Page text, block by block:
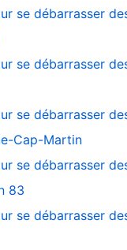
se débarrasser
se débarrasser
se débarrasser
Cap-Martin
se débarrasser
83
se débarrasser